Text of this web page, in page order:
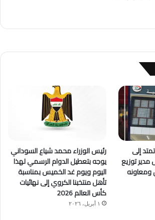
إلى
مدير توزيع
ومعاونه
رئيس الوزراء محمد شياع السوداني
يوجه بتعطيل الدوام الرسمي لهذا
اليوم ويوم غد الخميس بمناسبة
تأهل منتخبنا الكروي إلى نهائيات
كأس العالم 2026
١ أبريل، ٢٠٢٦